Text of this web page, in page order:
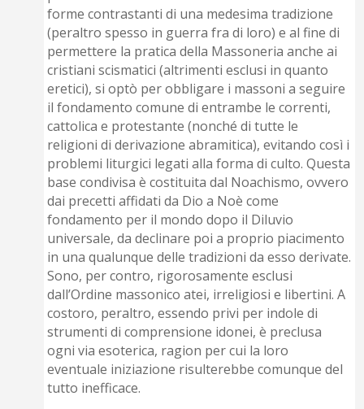
forme contrastanti di una medesima tradizione
(peraltro spesso in guerra fra di loro) e al fine di
permettere la pratica della Massoneria anche ai
cristiani scismatici (altrimenti esclusi in quanto
eretici), si optò per obbligare i massoni a seguire
il fondamento comune di entrambe le correnti,
cattolica e protestante (nonché di tutte le
religioni di derivazione abramitica), evitando così i
problemi liturgici legati alla forma di culto. Questa
base condivisa è costituita dal Noachismo, ovvero
dai precetti affidati da Dio a Noè come
fondamento per il mondo dopo il Diluvio
universale, da declinare poi a proprio piacimento
in una qualunque delle tradizioni da esso derivate.
Sono, per contro, rigorosamente esclusi
dall’Ordine massonico atei, irreligiosi e libertini. A
costoro, peraltro, essendo privi per indole di
strumenti di comprensione idonei, è preclusa
ogni via esoterica, ragion per cui la loro
eventuale iniziazione risulterebbe comunque del
tutto inefficace.